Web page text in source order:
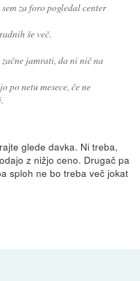
za foro pogledal center
še več.
jamrati, da ni nič na
po netu mesece, če ne
glede davka. Ni treba,
z nižjo ceno. Drugač pa
sploh ne bo treba več jokat